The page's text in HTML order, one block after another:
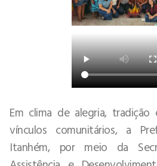
Em clima de alegria,
vínculos comunitários, a
Itanhém, por meio da